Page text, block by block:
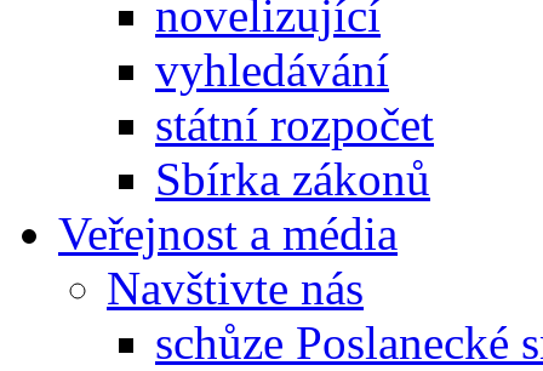
novelizující
vyhledávání
státní rozpočet
Sbírka zákonů
Veřejnost a média
Navštivte nás
schůze Poslanecké